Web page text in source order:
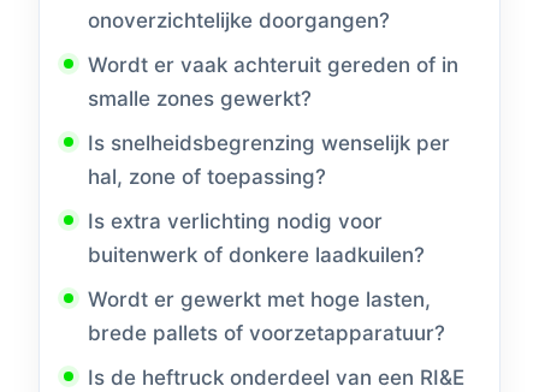
onoverzichtelijke doorgangen?
Wordt er vaak achteruit gereden of in
smalle zones gewerkt?
Is snelheidsbegrenzing wenselijk per
hal, zone of toepassing?
Is extra verlichting nodig voor
buitenwerk of donkere laadkuilen?
Wordt er gewerkt met hoge lasten,
brede pallets of voorzetapparatuur?
Is de heftruck onderdeel van een RI&E